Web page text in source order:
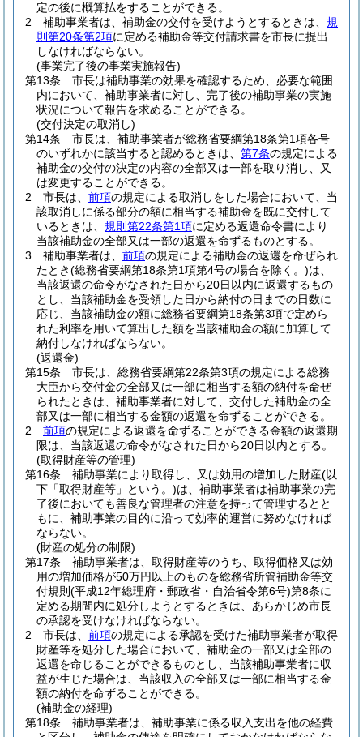
定の後に概算払をすることができる。
2
補助事業者は、補助金の交付を受けようとするときは、 規
則第20条第2項に定める補助金等交付請求書を市長に提出
しなければならない。
(事業完了後の事業実施報告)
第13条
市長は補助事業の効果を確認するため、必要な範囲
内において、補助事業者に対し、完了後の補助事業の実施
状況について報告を求めることができる。
(交付決定の取消し)
第14条
市長は、補助事業者が総務省要綱第18条第1項各号
のいずれかに該当すると認めるときは、 第7条の規定による
補助金の交付の決定の内容の全部又は一部を取り消し、又
は変更することができる。
2
市長は、 前項の規定による取消しをした場合において、当
該取消しに係る部分の額に相当する補助金を既に交付して
いるときは、 規則第22条第1項に定める返還命令書により
当該補助金の全部又は一部の返還を命ずるものとする。
3
補助事業者は、 前項の規定による補助金の返還を命ぜられ
たとき(総務省要綱第18条第1項第4号の場合を除く。)は、
当該返還の命令がなされた日から20日以内に返還するもの
とし、当該補助金を受領した日から納付の日までの日数に
応じ、当該補助金の額に総務省要綱第18条第3項で定めら
れた利率を用いて算出した額を当該補助金の額に加算して
納付しなければならない。
(返還金)
第15条
市長は、総務省要綱第22条第3項の規定による総務
大臣から交付金の全部又は一部に相当する額の納付を命ぜ
られたときは、補助事業者に対して、交付した補助金の全
部又は一部に相当する金額の返還を命ずることができる。
2
前項の規定による返還を命ずることができる金額の返還期
限は、当該返還の命令がなされた日から20日以内とする。
(取得財産等の管理)
第16条
補助事業により取得し、又は効用の増加した財産(以
下「取得財産等」という。)は、補助事業者は補助事業の完
了後においても善良な管理者の注意を持って管理するとと
もに、補助事業の目的に沿って効率的運営に努めなければ
ならない。
(財産の処分の制限)
第17条
補助事業者は、取得財産等のうち、取得価格又は効
用の増加価格が50万円以上のものを総務省所管補助金等交
付規則 (平成12年総理府・郵政省・自治省令第6号)第8条に
定める期間内に処分しようとするときは、あらかじめ市長
の承認を受けなければならない。
2
市長は、 前項の規定による承認を受けた補助事業者が取得
財産等を処分した場合において、補助金の一部又は全部の
返還を命じることができるものとし、当該補助事業者に収
益が生じた場合は、当該収入の全部又は一部に相当する金
額の納付を命ずることができる。
(補助金の経理)
第18条
補助事業者は、補助事業に係る収入支出を他の経費